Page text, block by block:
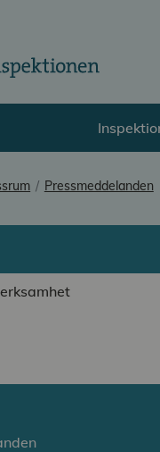
Pressmeddelanden